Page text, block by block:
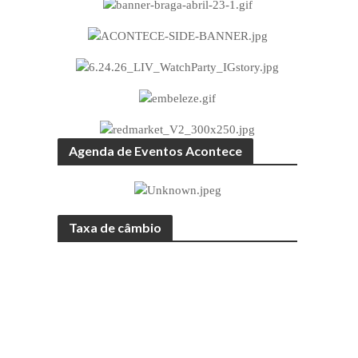
Agenda de Eventos Acontece
Taxa de câmbio